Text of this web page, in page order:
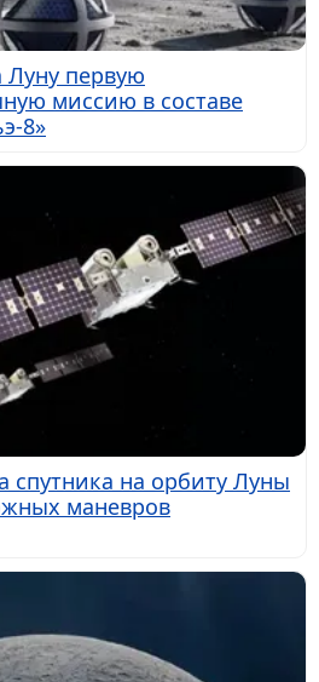
Луну первую
миссию в составе
8»
спутника на орбиту Луны
маневров